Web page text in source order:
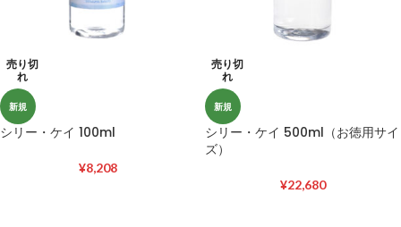
売り切
れ
新規
シリー・ケイ 100ml
¥8,208
売り切
れ
新規
シリー・ケイ 500ml（お徳用サイ
ズ）
¥22,680